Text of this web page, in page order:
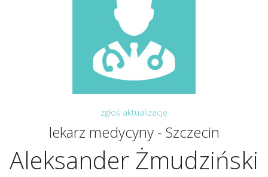
zgłoś aktualizację
lekarz medycyny - Szczecin
Aleksander Żmudziński